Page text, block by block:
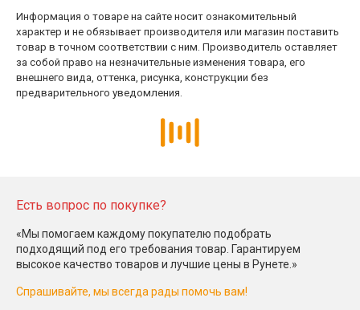
Информация о товаре на сайте носит ознакомительный
характер и не обязывает производителя или магазин поставить
товар в точном соответствии с ним. Производитель оставляет
за собой право на незначительные изменения товара, его
внешнего вида, оттенка, рисунка, конструкции без
предварительного уведомления.
Есть вопрос по покупке?
«Мы помогаем каждому покупателю подобрать
подходящий под его требования товар. Гарантируем
высокое качество товаров и лучшие цены в Рунете.»
Спрашивайте, мы всегда рады помочь вам!